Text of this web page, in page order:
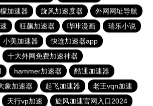
加速器 旋风加速度器
外网网址导航
狂飙加速器 哔咔漫画
瑞乐小说
小美加速器
快连加速器app
十大外网免费加速神器
hammer加速器
酷通加速器
象加速器 起飞加速器
老王vqn加速
天行vp加速
旋风加速官网入口2024